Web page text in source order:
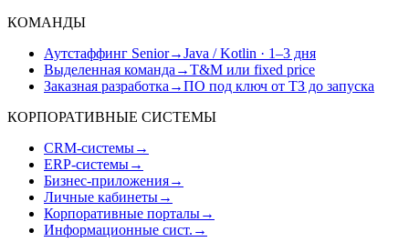
КОМАНДЫ
Аутстаффинг Senior→Java / Kotlin · 1–3 дня
Выделенная команда →T&M или fixed price
Заказная разработка →ПО под ключ от ТЗ до запуска
КОРПОРАТИВНЫЕ СИСТЕМЫ
CRM-системы→
ERP-системы→
Бизнес-приложения→
Личные кабинеты→
Корпоративные порталы→
Информационные сист. →